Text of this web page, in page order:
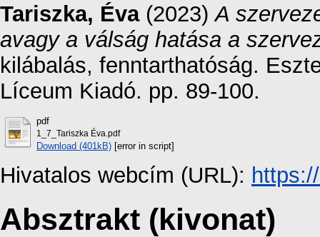
Tariszka, Éva(2023)A
avagy a válság hatása a
kilábalás, fenntarthatóság.
Líceum Kiadó. pp. 89-100.
pdf
1_7_Tariszka Éva.pdf
Download (401kB) [error in script]
Hivatalos webcím (URL):
Absztrakt (kivonat)